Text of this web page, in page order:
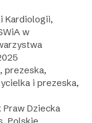
Kardiologii,
w
, prezeska,
i prezeska,
Praw Dziecka